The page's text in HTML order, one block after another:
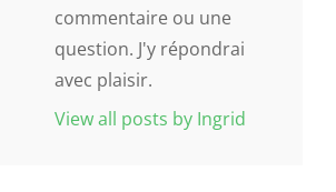
commentaire ou une
question. J'y répondrai
avec plaisir.
View all posts by Ingrid